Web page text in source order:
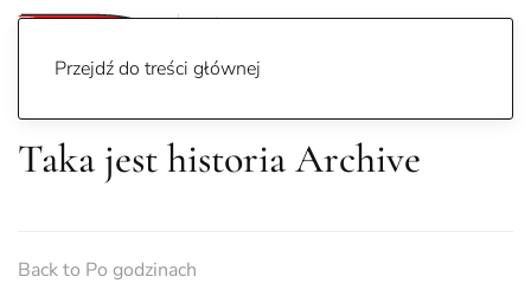
Przejdź do treści głównej
Taka jest historia Archive
Back to Po godzinach